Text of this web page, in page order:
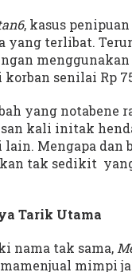
, kasus
yang terlibat.
senilai Rp
yang notabene
kali initak
Mengapa dan
tak sedikit
Tarik Utama
nama tak sama,
mimpi